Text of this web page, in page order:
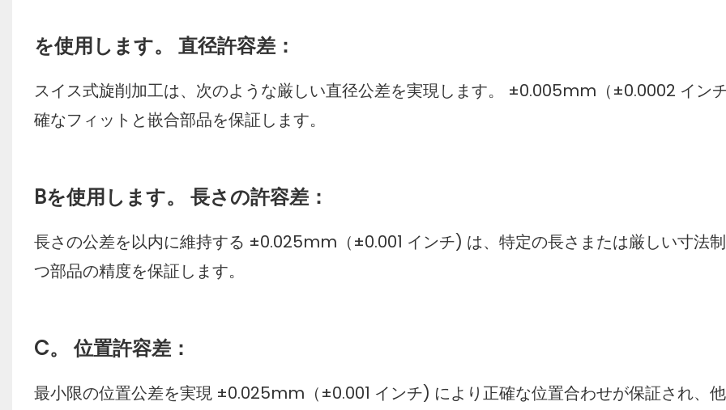
を使用します。 直径許容差：
スイス式旋削加工は、次のような厳しい直径公差を実現します。 ±0.005mm（±0.0002 イン
確なフィットと嵌合部品を保証します。
Bを使用します。 長さの許容差：
長さの公差を以内に維持する ±0.025mm（±0.001 インチ) は、特定の長さまたは厳しい寸法
つ部品の精度を保証します。
C。 位置許容差：
最小限の位置公差を実現 ±0.025mm（±0.001 インチ) により正確な位置合わせが保証され、